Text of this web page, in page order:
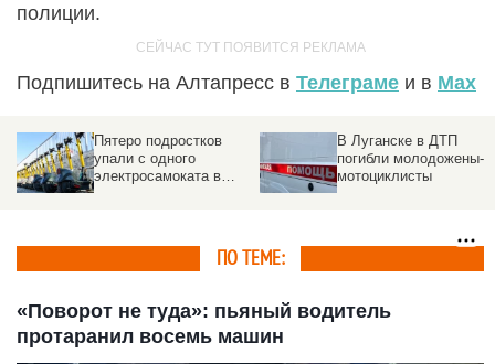
полиции.
Подпишитесь на Алтапресс в Телеграме и в Max
Пятеро подростков
упали с одного
электросамоката в
В Луганске в ДТП
погибли молодожены-
мотоциклисты
ПО ТЕМЕ:
«Поворот не туда»: пьяный водитель
протаранил восемь машин